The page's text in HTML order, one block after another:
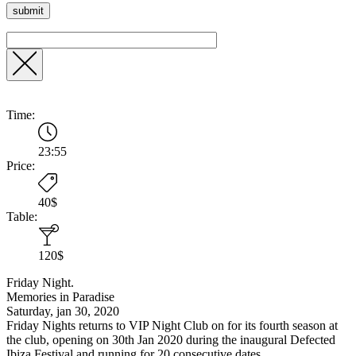
Time:
23:55
Price:
40$
Table:
120$
Friday Night.
Memories in Paradise
Saturday, jan 30, 2020
Friday Nights returns to VIP Night Club on for its fourth season at
the club, opening on 30th Jan 2020 during the inaugural Defected